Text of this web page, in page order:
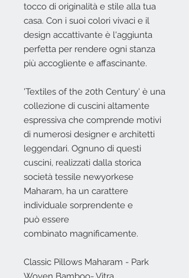
tocco di originalità e stile alla tua
casa. Con i suoi colori vivaci e il
design accattivante è l'aggiunta
perfetta per rendere ogni stanza
più accogliente e affascinante.
'Textiles of the 20th Century' è una
collezione di cuscini altamente
espressiva che comprende motivi
di numerosi designer e architetti
leggendari. Ognuno di questi
cuscini, realizzati dalla storica
società tessile newyorkese
Maharam, ha un carattere
individuale sorprendente e
può essere
combinato magnificamente.
Classic Pillows Maharam - Park